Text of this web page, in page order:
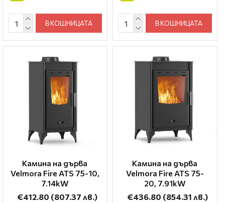
В КОШНИЦАТА В КОШНИЦАТА
Камина на дърва
Velmora Fire ATS 75-10,
7.14kW
€412.80 (807.37 лв.)
Камина на дърва
Velmora Fire ATS 75-
20, 7.91kW
€436.80 (854.31 лв.)